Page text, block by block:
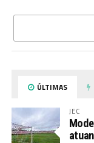
ÚLTIMAS
JEC